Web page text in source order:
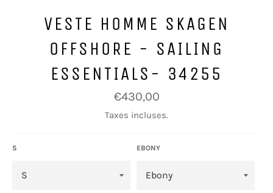
VESTE HOMME SKAGEN
OFFSHORE - SAILING
ESSENTIALS- 34255
Prix
régulier
€430,00
Taxes incluses.
S EBONY